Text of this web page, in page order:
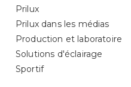
Prilux
Prilux dans les médias
Production et laboratoire
Solutions d'éclairage
Sportif